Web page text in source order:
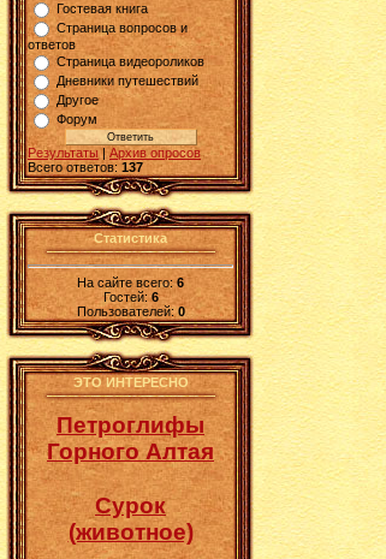
Гостевая книга
Страница вопросов и
ответов
Страница видеороликов
Дневники путешествий
Другое
Форум
Результаты|Архив опросов
Всего ответов: 137
Статистика
На сайте всего:6
Гостей:6
Пользователей: 0
ЭТО ИНТЕРЕСНО
Петроглифы
Горного Алтая
Сурок
(животное)